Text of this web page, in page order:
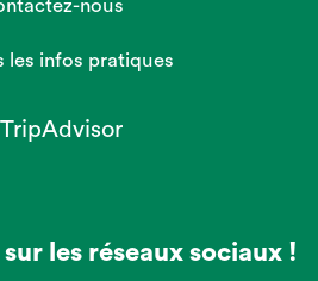
nous
les infos pratiques
les réseaux sociaux !